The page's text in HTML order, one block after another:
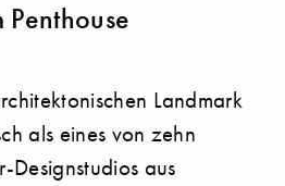
Landmark
als eines von zehn
Designstudios aus